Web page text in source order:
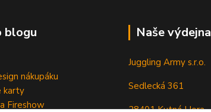
blogu
nákupáku
karty
Fireshow
Naše výdejna
Juggling Army s.r.o.
Sedlecká 361